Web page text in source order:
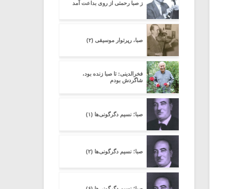
ز صبا رحمتی از روی بداعت آمد
صبا، رپرتوار موسیقی (۲)
فخرالدینی: تا صبا زنده بود،
شاگردش بودم
صبا؛ نسیم دگرگونی‌ها (۱)
صبا؛ نسیم دگرگونی‌ها (۲)